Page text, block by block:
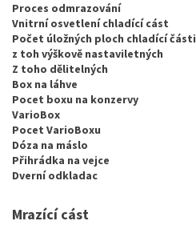
Proces odmrazování
Vnitrní osvetlení chladící cást
Počet úložných ploch chladící části
z toh výškově nastaviletných
Z toho dělitelných
Box na láhve
Pocet boxu na konzervy
VarioBox
Pocet VarioBoxu
Dóza na máslo
Přihrádka na vejce
Dverní odkladac
Mrazící cást